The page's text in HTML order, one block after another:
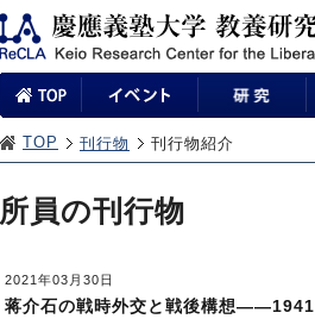
TOP 刊行物 刊行物紹介
所員の刊行物
2021年03月30日
蒋介石の戦時外交と戦後構想